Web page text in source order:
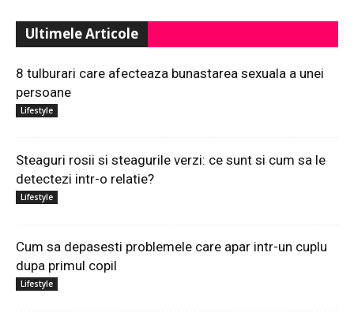
Ultimele Articole
8 tulburari care afecteaza bunastarea sexuala a unei
persoane
Lifestyle
Steaguri rosii si steagurile verzi: ce sunt si cum sa le
detectezi intr-o relatie?
Lifestyle
Cum sa depasesti problemele care apar intr-un cuplu
dupa primul copil
Lifestyle